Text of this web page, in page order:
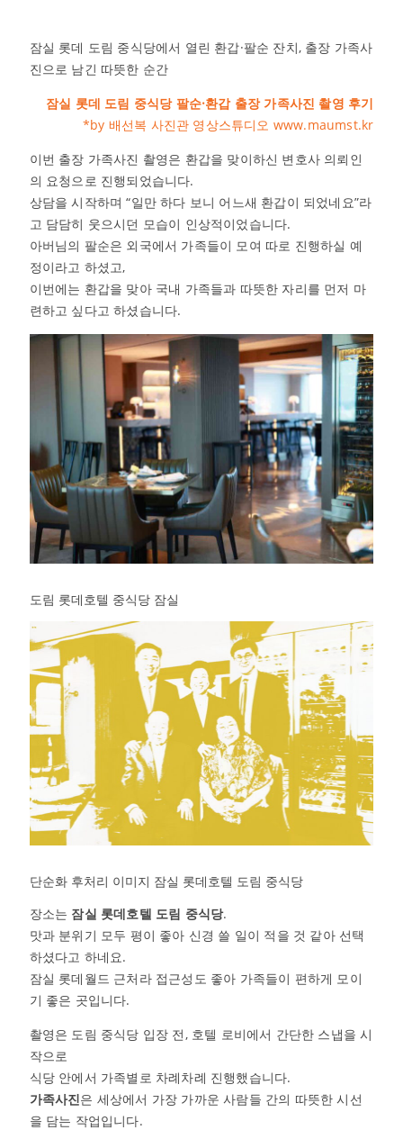
잠실 롯데 도림 중식당에서 열린 환갑·팔순 잔치, 출장 가족사
진으로 남긴 따뜻한 순간
잠실 롯데 도림 중식당 팔순·환갑 출장 가족사진 촬영 후기
*by 배선복 사진관 영상스튜디오 www.maumst.kr
이번 출장 가족사진 촬영은 환갑을 맞이하신 변호사 의뢰인
의 요청으로 진행되었습니다.
상담을 시작하며 “일만 하다 보니 어느새 환갑이 되었네요”라
고 담담히 웃으시던 모습이 인상적이었습니다.
아버님의 팔순은 외국에서 가족들이 모여 따로 진행하실 예
정이라고 하셨고,
이번에는 환갑을 맞아 국내 가족들과 따뜻한 자리를 먼저 마
련하고 싶다고 하셨습니다.
도림 롯데호텔 중식당 잠실
단순화 후처리 이미지 잠실 롯데호텔 도림 중식당
장소는 잠실 롯데호텔 도림 중식당.
맛과 분위기 모두 평이 좋아 신경 쓸 일이 적을 것 같아 선택
하셨다고 하네요.
잠실 롯데월드 근처라 접근성도 좋아 가족들이 편하게 모이
기 좋은 곳입니다.
촬영은 도림 중식당 입장 전, 호텔 로비에서 간단한 스냅을 시
작으로
식당 안에서 가족별로 차례차례 진행했습니다.
가족사진은 세상에서 가장 가까운 사람들 간의 따뜻한 시선
을 담는 작업입니다.